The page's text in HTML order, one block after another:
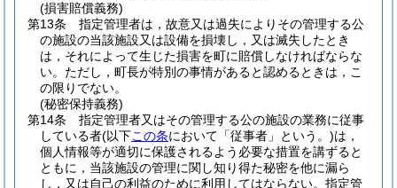
(損害賠償義務)
第13条
指定管理者は，故意又は過失によりその管理する公
の施設の当該施設又は設備を損壊し，又は滅失したとき
は，それによって生じた損害を町に賠償しなければならな
い。 ただし，町長が特別の事情があると認めるときは，こ
の限りでない。
(秘密保持義務)
第14条
指定管理者又はその管理する公の施設の業務に従事
している者(以下この条において「従事者」という。)は，
個人情報等が適切に保護されるよう必要な措置を講ずると
ともに，当該施設の管理に関し知り得た秘密を他に漏ら
し，又は自己の利益のために利用してはならない。 指定管